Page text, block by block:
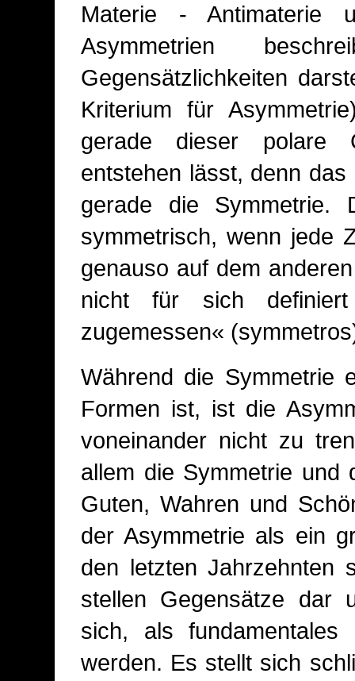
Materie - Antimaterie
Asymmetrien
Gegensätzlichkeiten
Kriterium für
gerade dieser polare
entstehen lässt, denn
gerade die Symmetrie.
symmetrisch, wenn jede
genauso auf dem
nicht für sich
zugemessen«
Während die Symmetrie
Formen ist, ist die
voneinander nicht zu
allem die Symmetrie und
Guten, Wahren und
der Asymmetrie als ein
den letzten Jahrzehnten
stellen Gegensätze dar
sich, als
werden. Es stellt sich